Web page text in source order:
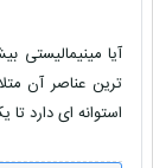
آیا مینیمالیستی
ترین عناصر آن
استوانه ای دارد